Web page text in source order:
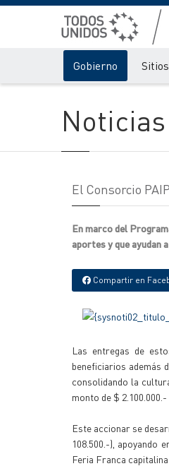
Gobierno
Noticias
El Consorcio
En marco del
aportes y que ayudan
Compartir en
Las entregas de
beneficiarios además
consolidando la
monto de $ 2.100.000.-
Este accionar se
108.500.-), apoyando
Feria Franca